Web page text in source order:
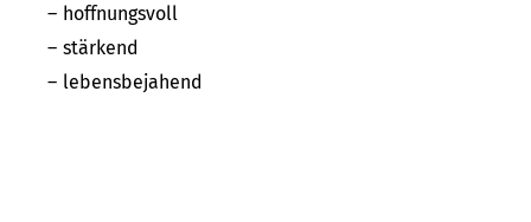
hoffnungsvoll
stärkend
lebensbejahend